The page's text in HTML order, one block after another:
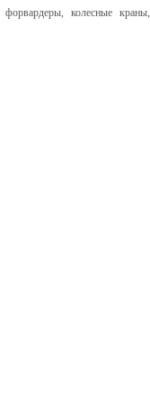
форвардеры, колесные